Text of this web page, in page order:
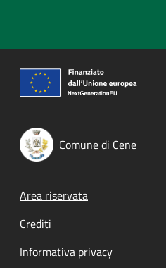
Comune di Cene
Footer menu
Area riservata
Crediti
Informativa privacy